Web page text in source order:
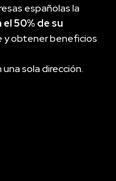
españolas la
50% de su
y obtener beneficios
sola dirección.